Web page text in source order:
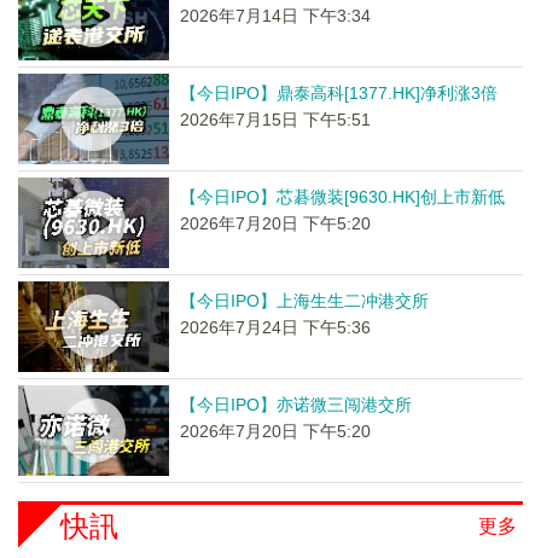
2026年7月14日 下午3:34
【今日IPO】鼎泰高科[1377.HK]净利涨3倍
2026年7月15日 下午5:51
【今日IPO】芯碁微装[9630.HK]创上市新低
2026年7月20日 下午5:20
【今日IPO】上海生生二冲港交所
2026年7月24日 下午5:36
【今日IPO】亦诺微三闯港交所
2026年7月20日 下午5:20
更多
快訊